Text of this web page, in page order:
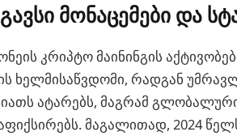
მონაცემები და
კრიპტო მაინინგის
ხელმისაწვდომი, რადგან
ატარებს, მაგრამ
მაგალითად, 2024